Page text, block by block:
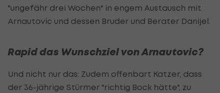
"ungefähr drei Wochen" in engem Austausch mit
Arnautovic und dessen Bruder und Berater Danijel.
Rapid das Wunschziel von Arnautovic?
Und nicht nur das: Zudem offenbart Katzer, dass
der 36-jährige Stürmer "richtig Bock hätte", zu